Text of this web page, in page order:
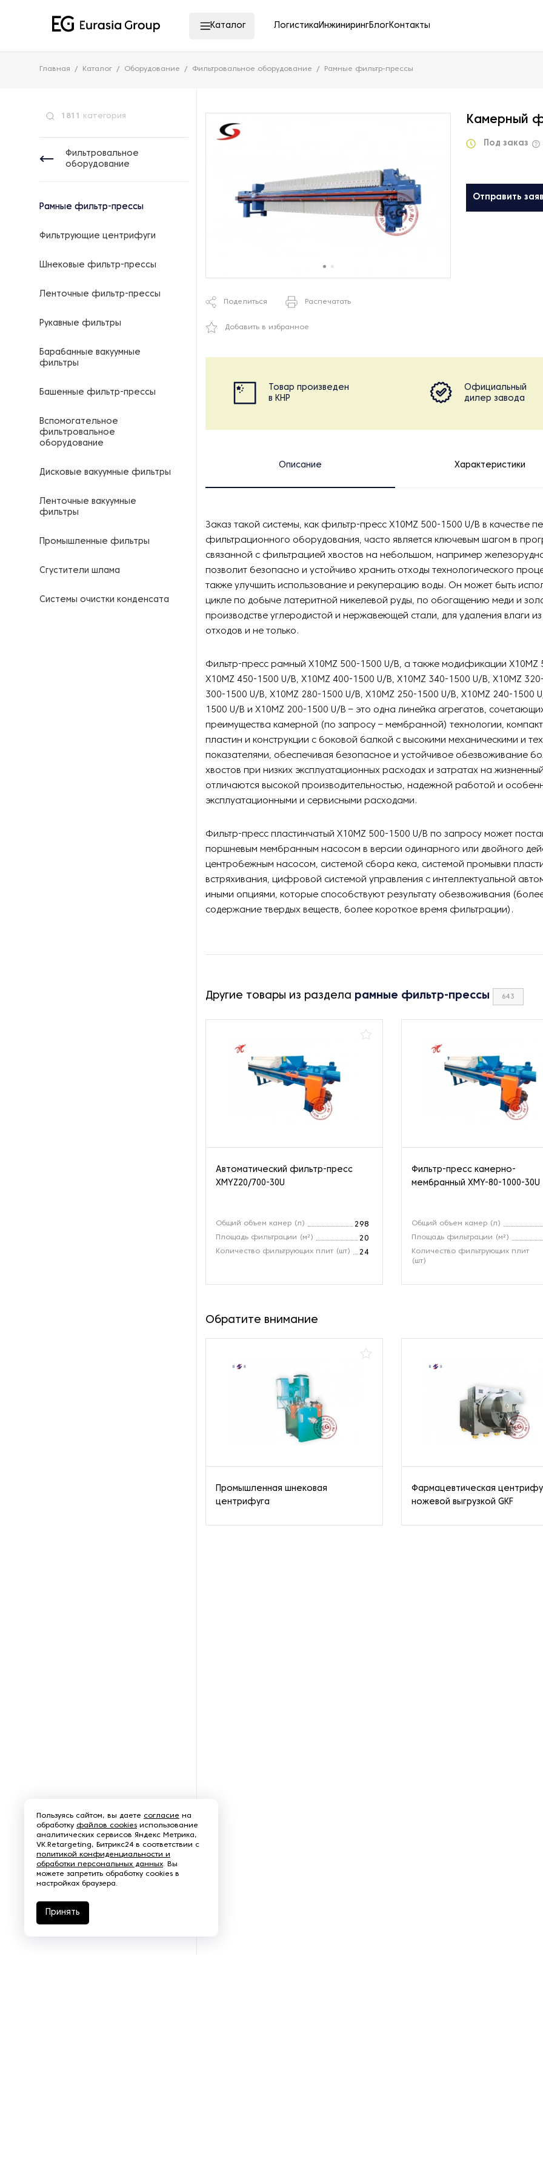
Каталог Логистика ИнжинирингБлогКонтакты
Главная Каталог Оборудование Фильтровальное оборудование Рамные фильтр-прессы
1811 категория
Фильтровальное
оборудование
Рамные фильтр-прессы
Фильтрующие центрифуги
Шнековые фильтр-прессы
Ленточные фильтр-прессы
Рукавные фильтры
Барабанные вакуумные
фильтры
Башенные фильтр-прессы
Вспомогательное
фильтровальное
оборудование
Дисковые вакуумные фильтры
Ленточные вакуумные
фильтры
Промышленные фильтры
Сгустители шлама
Системы очистки конденсата
Поделиться Распечатать
Добавить в избранное
Камерный
Под заказ
Отправить
Товар произведен
в КНР
Официальный
дилер завода
Описание Характеристики
Заказ такой системы, как фильтр-пресс X10MZ 500-1500 U/B в качестве
фильтрационного оборудования, часто является ключевым шагом в
связанной с фильтрацией хвостов на небольшом, например
позволит безопасно и устойчиво хранить отходы технологического
также улучшить использование и рекуперацию воды. Он может быть
цикле по добыче латеритной никелевой руды, по обогащению меди и
производстве углеродистой и нержавеющей стали, для удаления влаги из
отходов и не только.
Фильтр-пресс рамный X10MZ 500-1500 U/B, а также модификации X10MZ
X10MZ 450-1500 U/B, X10MZ 400-1500 U/B, X10MZ 340-1500 U/B, X10MZ
300-1500 U/B, X10MZ 280-1500 U/B, X10MZ 250-1500 U/B, X10MZ 240-1500
1500 U/B и X10MZ 200-1500 U/B – это одна линейка агрегатов,
преимущества камерной (по запросу – мембранной) технологии,
пластин и конструкции с боковой балкой с высокими механическими и
показателями, обеспечивая безопасное и устойчивое обезвоживание
хвостов при низких эксплуатационных расходах и затратах на
отличаются высокой производительностью, надежной работой и
эксплуатационными и сервисными расходами.
Фильтр-пресс пластинчатый X10MZ 500-1500 U/B по запросу может
поршневым мембранным насосом в версии одинарного или двойного
центробежным насосом, системой сбора кека, системой промывки
встряхивания, цифровой системой управления c интеллектуальной
иными опциями, которые способствуют результату обезвоживания
содержание твердых веществ, более короткое время фильтрации).
Другие товары из раздела рамные фильтр-прессы 643
Автоматический фильтр-пресс
XMYZ20/700-30U
Общий объем камер (л)
298
Площадь фильтрации (м²)
20
Количество фильтрующих плит (шт)
24
Фильтр-пресс камерно-
мембранный XMY-80-1000-30U
Общий объем камер (л)
Площадь фильтрации (м²)
Количество фильтрующих плит
(шт)
Обратите внимание
Промышленная шнековая
центрифуга
Фармацевтическая
ножевой выгрузкой GKF
Пользуясь сайтом, вы даете согласие на
обработку файлов cookies использование
аналитических сервисов Яндекс Метрика,
VK.Retargeting, Битрикс24 в соответствии с
политикой конфиденциальности и
обработки персональных данных. Вы
можете запретить обработку cookies в
настройках браузера.
Принять